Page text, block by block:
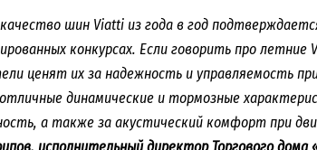
шин Viatti из года в год
конкурсах. Если говорить про летние
ценят их за надежность и управляемость
отличные динамические и тормозные
а также за акустический комфорт при